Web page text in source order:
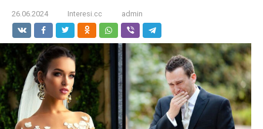
26.06.2024 Interesi.cc admin